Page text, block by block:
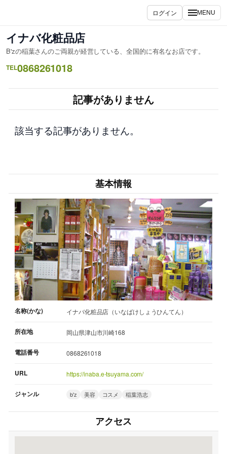
ス
キ
ッ
ログイン MENU
イナバ化粧品店
B'zの稲葉さんのご両親が経営している、全国的に有名なお店です。
TEL0868261018
記事がありません
該当する記事がありません。
基本情報
名称(かな) イナバ化粧品店（いなばけしょうひんてん）
所在地 岡山県津山市川崎168
電話番号 0868261018
URL https://inaba.e-tsuyama.com/
ジャンル b'z 美容 コスメ 稲葉浩志
アクセス